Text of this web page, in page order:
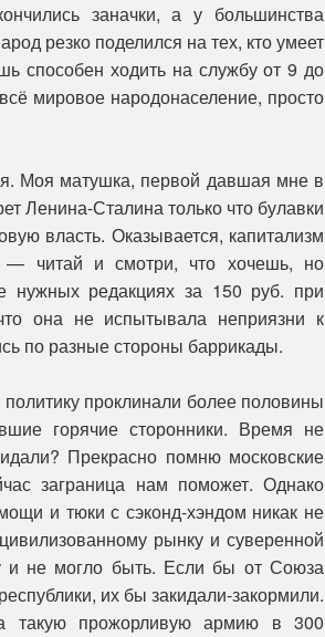
заначки, а у большинства
резко поделился на тех, кто умеет
способен ходить на службу от 9 до
мировое народонаселение, просто
Моя матушка, первой давшая мне в
Ленина-Сталина только что булавки
власть. Оказывается, капитализм
читай и смотри, что хочешь, но
нужных редакциях за 150 руб. при
она не испытывала неприязни к
по разные стороны баррикады.
проклинали более половины
горячие сторонники. Время не
Прекрасно помню московские
заграница нам поможет. Однако
и тюки с сэконд-хэндом никак не
рынку и суверенной
и не могло быть. Если бы от Союза
их бы закидали-закормили.
такую прожорливую армию в 300